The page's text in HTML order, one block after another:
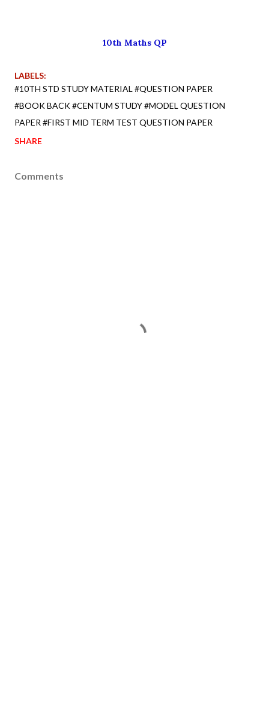
10th Maths QP
LABELS:
#10TH STD STUDY MATERIAL #QUESTION PAPER
#BOOK BACK #CENTUM STUDY #MODEL QUESTION
PAPER #FIRST MID TERM TEST QUESTION PAPER
SHARE
Comments